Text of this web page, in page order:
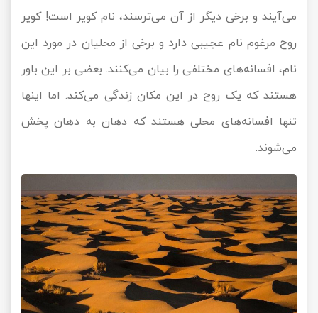
می‌آیند و برخی دیگر از آن می‌ترسند، نام کویر است! کویر
روح مرغوم نام عجیبی دارد و برخی از محلیان در مورد این
نام، افسانه‌های مختلفی را بیان می‌کنند. بعضی بر این باور
هستند که یک روح در این مکان زندگی می‌کند. اما اینها
تنها افسانه‌های محلی هستند که دهان به دهان پخش
می‌شوند.